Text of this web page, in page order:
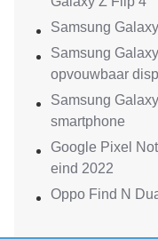
Samsung
Samsung
opvouwbaar
Samsung
smartphone
Google Pixel
eind 2022
Oppo Find N